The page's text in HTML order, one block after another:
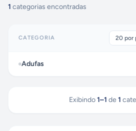
1 categorias encontradas
CATEGORIA
Adufas
Exibindo 1–1 de 1